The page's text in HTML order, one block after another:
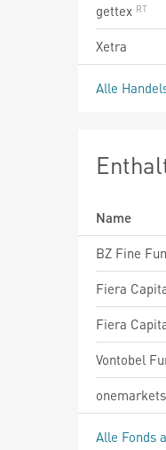
gettex
Xetra
Alle
Name
Alle Fonds